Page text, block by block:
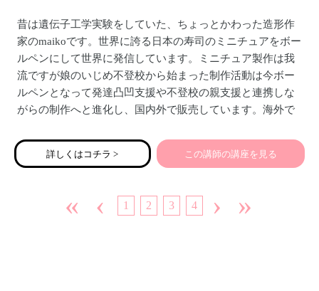
昔は遺伝子工学実験をしていた、ちょっとかわった造形作
家のmaikoです。世界に誇る日本の寿司のミニチュアをボー
ルペンにして世界に発信しています。ミニチュア製作は我
流ですが娘のいじめ不登校から始まった制作活動は今ボー
ルペンとなって発達凸凹支援や不登校の親支援と連携しな
がらの制作へと進化し、国内外で販売しています。海外で
詳しくはコチラ > この講師の講座を見る
« ‹ 1 2 3 4 › »